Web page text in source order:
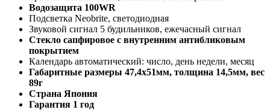
Водозащита 100WR
Подсветка Neobrite, светодиодная
Звуковой сигнал 5 будильников, ежечасный сигнал
Стекло сапфировое с внутренним антибликовым
покрытием
Календарь автоматический: число, день недели, месяц
Габаритные размеры 47,4х51мм, толщина 14,5мм, вес
89г
Страна Япония
Гарантия 1 год